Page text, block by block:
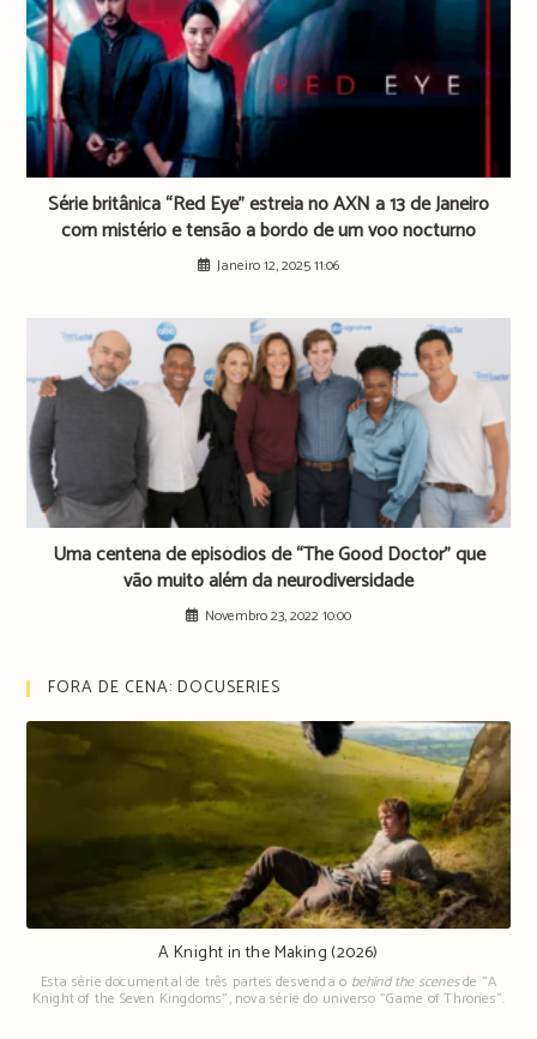
Série britânica “Red Eye” estreia no AXN a 13 de Janeiro
com mistério e tensão a bordo de um voo nocturno
Janeiro 12, 2025 11:06
Uma centena de episódios de “The Good Doctor” que
vão muito além da neurodiversidade
Novembro 23, 2022 10:00
FORA DE CENA: DOCUSERIES
A Knight in the Making (2026)
Esta série documental de três partes desvenda o behind the scenesde "A
Knight of the Seven Kingdoms", nova série do universo "Game of Thrones".